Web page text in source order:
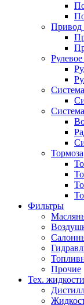
Привод
Тормоза
Фильтры
Прочие
Тех. жидкости